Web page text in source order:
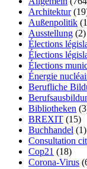
Architektur
Außenpolitik
Ausstellung (2)
Élections
Élections
Élections
Énergie
Berufliche
Bibliotheken
BREXIT (15)
Buchhandel (1)
Consultation
Cop21 (18)
Corona-Virus